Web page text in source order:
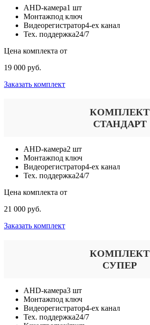
AHD-камера1 шт
Монтажпод ключ
Видеорегистратор4-ех канал
Тех. поддержка24/7
Цена комплекта от
19 000 руб.
Заказать комплект
КОМПЛЕКТ
СТАНДАРТ
AHD-камера2 шт
Монтажпод ключ
Видеорегистратор4-ех канал
Тех. поддержка24/7
Цена комплекта от
21 000 руб.
Заказать комплект
КОМПЛЕКТ
СУПЕР
AHD-камера3 шт
Монтажпод ключ
Видеорегистратор4-ех канал
Тех. поддержка24/7